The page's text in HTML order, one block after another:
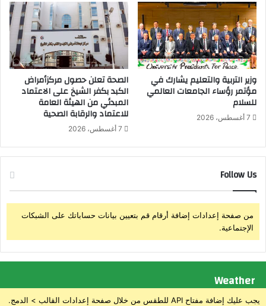
ج
ا
م
ع
ة
ع
ل
ى
م
ا
ل
ع
م
وزير التربية والتعليم يشارك في
مؤتمر رؤساء الجامعات العالمي
للسلام
7 أغسطس، 2026
الصحة تعلن حصول مركزأمراض
الكبد بكفر الشيخ على الاعتماد
المبدئي من الهيئة العامة
للاعتماد والرقابة الصحية
7 أغسطس، 2026
Follow Us
من صفحة إعدادات إضافة أرقام قم بتعيين بيانات حساباتك على الشبكات
الإجتماعية.
Weather
يجب عليك إضافة مفتاح API للطقس من خلال صفحة إعدادات القالب > الدمج.